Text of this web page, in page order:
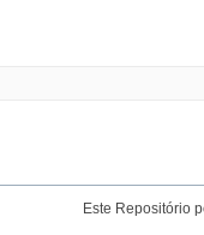
Este Repositório